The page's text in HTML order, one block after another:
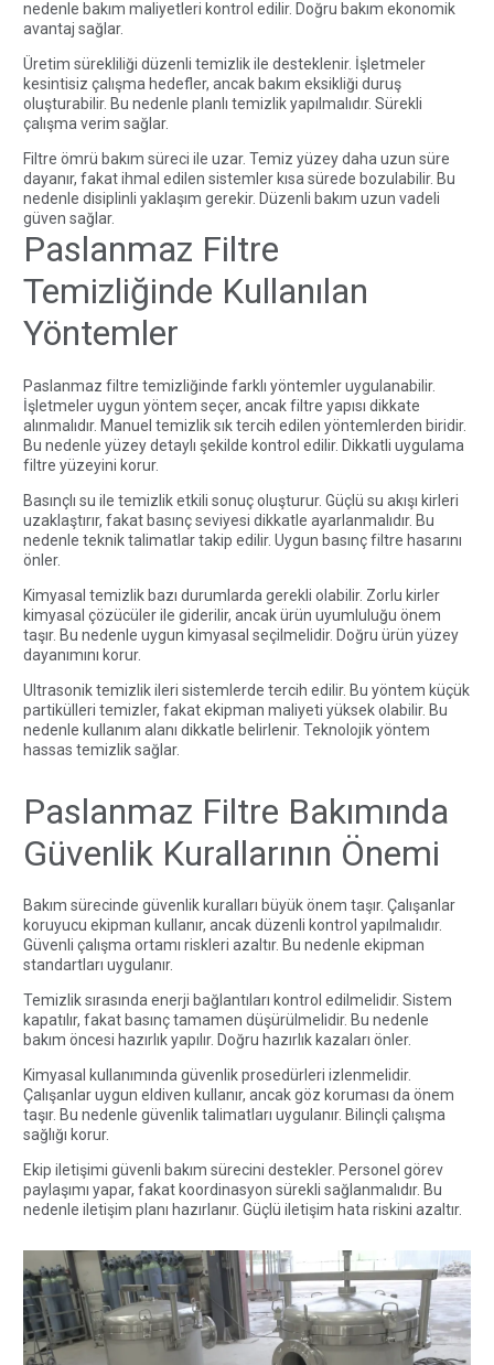
nedenle bakım maliyetleri kontrol edilir. Doğru bakım ekonomik
avantaj sağlar.
Üretim sürekliliği düzenli temizlik ile desteklenir. İşletmeler
kesintisiz çalışma hedefler, ancak bakım eksikliği duruş
oluşturabilir. Bu nedenle planlı temizlik yapılmalıdır. Sürekli
çalışma verim sağlar.
Filtre ömrü bakım süreci ile uzar. Temiz yüzey daha uzun süre
dayanır, fakat ihmal edilen sistemler kısa sürede bozulabilir. Bu
nedenle disiplinli yaklaşım gerekir. Düzenli bakım uzun vadeli
güven sağlar.
Paslanmaz Filtre
Temizliğinde Kullanılan
Yöntemler
Paslanmaz filtre temizliğinde farklı yöntemler uygulanabilir.
İşletmeler uygun yöntem seçer, ancak filtre yapısı dikkate
alınmalıdır. Manuel temizlik sık tercih edilen yöntemlerden biridir.
Bu nedenle yüzey detaylı şekilde kontrol edilir. Dikkatli uygulama
filtre yüzeyini korur.
Basınçlı su ile temizlik etkili sonuç oluşturur. Güçlü su akışı kirleri
uzaklaştırır, fakat basınç seviyesi dikkatle ayarlanmalıdır. Bu
nedenle teknik talimatlar takip edilir. Uygun basınç filtre hasarını
önler.
Kimyasal temizlik bazı durumlarda gerekli olabilir. Zorlu kirler
kimyasal çözücüler ile giderilir, ancak ürün uyumluluğu önem
taşır. Bu nedenle uygun kimyasal seçilmelidir. Doğru ürün yüzey
dayanımını korur.
Ultrasonik temizlik ileri sistemlerde tercih edilir. Bu yöntem küçük
partikülleri temizler, fakat ekipman maliyeti yüksek olabilir. Bu
nedenle kullanım alanı dikkatle belirlenir. Teknolojik yöntem
hassas temizlik sağlar.
Paslanmaz Filtre Bakımında
Güvenlik Kurallarının Önemi
Bakım sürecinde güvenlik kuralları büyük önem taşır. Çalışanlar
koruyucu ekipman kullanır, ancak düzenli kontrol yapılmalıdır.
Güvenli çalışma ortamı riskleri azaltır. Bu nedenle ekipman
standartları uygulanır.
Temizlik sırasında enerji bağlantıları kontrol edilmelidir. Sistem
kapatılır, fakat basınç tamamen düşürülmelidir. Bu nedenle
bakım öncesi hazırlık yapılır. Doğru hazırlık kazaları önler.
Kimyasal kullanımında güvenlik prosedürleri izlenmelidir.
Çalışanlar uygun eldiven kullanır, ancak göz koruması da önem
taşır. Bu nedenle güvenlik talimatları uygulanır. Bilinçli çalışma
sağlığı korur.
Ekip iletişimi güvenli bakım sürecini destekler. Personel görev
paylaşımı yapar, fakat koordinasyon sürekli sağlanmalıdır. Bu
nedenle iletişim planı hazırlanır. Güçlü iletişim hata riskini azaltır.